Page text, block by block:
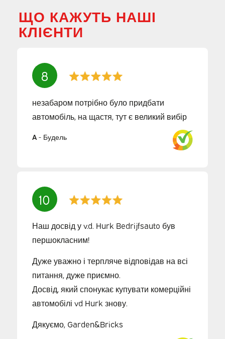
ЩО КАЖУТЬ НАШІ
КЛІЄНТИ
8
незабаром потрібно було придбати
автомобіль, на щастя, тут є великий вибір
A- Будель
10
Наш досвід у v.d. Hurk Bedrijfsauto був
першокласним!
Дуже уважно і терпляче відповідав на всі
питання, дуже приємно.
Досвід, який спонукає купувати комерційні
автомобілі vd Hurk знову.
Дякуємо, Garden&Bricks